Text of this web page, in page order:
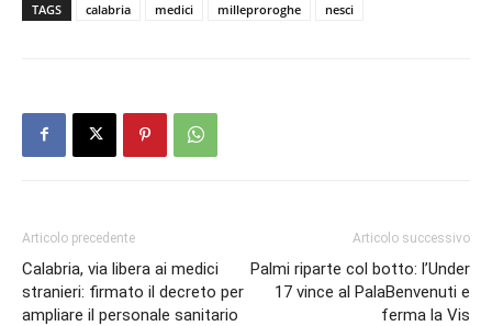
TAGS calabria medici milleproroghe nesci
Articolo precedente
Calabria, via libera ai medici
stranieri: firmato il decreto per
ampliare il personale sanitario
Articolo successivo
Palmi riparte col botto: l’Under
17 vince al PalaBenvenuti e
ferma la Vis